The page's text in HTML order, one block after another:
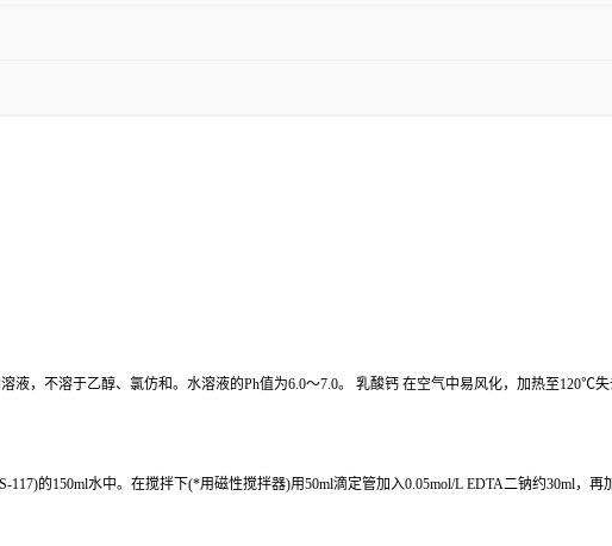
不溶于乙醇、氯仿和。水溶液的Ph值为6.0～7.0。 乳酸钙 在空气中易风化，加热至120℃
的150ml水中。在搅拌下(*用磁性搅拌器)用50ml滴定管加入0.05mol/L EDTA二钠约30ml，再